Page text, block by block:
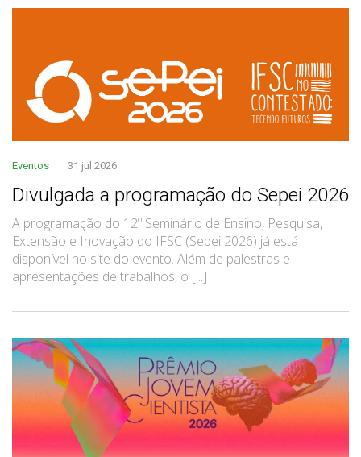
Eventos 31 jul 2026
Divulgada a programação do Sepei 2026
A programação do 12º Seminário de Ensino, Pesquisa,
Extensão e Inovação do IFSC (Sepei 2026) já está
disponível no site do evento. Além de palestras e
apresentações de trabalhos, o [...]